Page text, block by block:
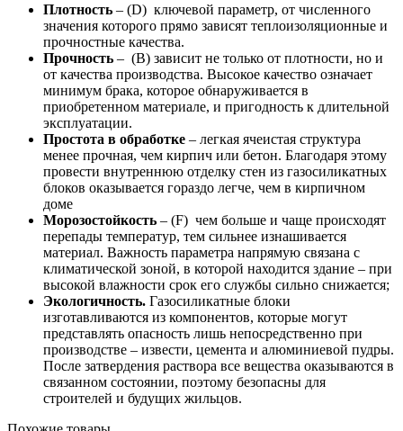
Плотность – (D) ключевой параметр, от численного
значения которого прямо зависят теплоизоляционные и
прочностные качества.
Прочность – (B) зависит не только от плотности, но и
от качества производства. Высокое качество означает
минимум брака, которое обнаруживается в
приобретенном материале, и пригодность к длительной
эксплуатации.
Простота в обработке – легкая ячеистая структура
менее прочная, чем кирпич или бетон. Благодаря этому
провести внутреннюю отделку стен из газосиликатных
блоков оказывается гораздо легче, чем в кирпичном
доме
Морозостойкость – (F) чем больше и чаще происходят
перепады температур, тем сильнее изнашивается
материал. Важность параметра напрямую связана с
климатической зоной, в которой находится здание – при
высокой влажности срок его службы сильно снижается;
Экологичность. Газосиликатные блоки
изготавливаются из компонентов, которые могут
представлять опасность лишь непосредственно при
производстве – извести, цемента и алюминиевой пудры.
После затвердения раствора все вещества оказываются в
связанном состоянии, поэтому безопасны для
строителей и будущих жильцов.